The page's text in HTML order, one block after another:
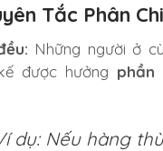
Tắc Phân
Những người ở
được hưởng phần
dụ: Nếu hàng